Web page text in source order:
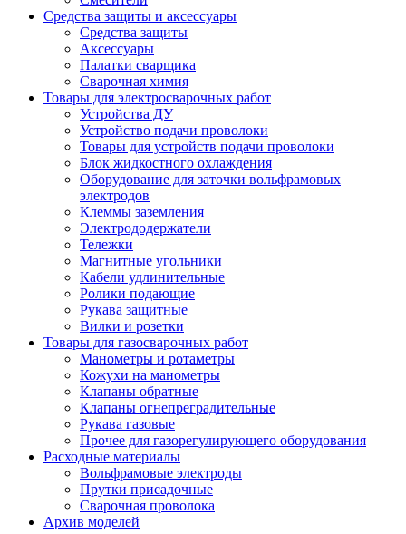
Средства защиты и аксессуары
Средства защиты
Аксессуары
Палатки сварщика
Сварочная химия
Товары для электросварочных работ
Устройства ДУ
Устройство подачи проволоки
Товары для устройств подачи проволоки
Блок жидкостного охлаждения
Оборудование для заточки вольфрамовых
электродов
Клеммы заземления
Электрододержатели
Тележки
Магнитные угольники
Кабели удлинительные
Ролики подающие
Рукава защитные
Вилки и розетки
Товары для газосварочных работ
Манометры и ротаметры
Кожухи на манометры
Клапаны обратные
Клапаны огнепреградительные
Рукава газовые
Прочее для газорегулирующего оборудования
Расходные материалы
Вольфрамовые электроды
Прутки присадочные
Сварочная проволока
Архив моделей